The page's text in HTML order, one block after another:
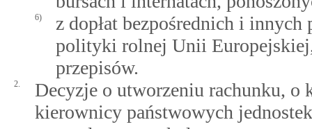
6)
z dopłat bezpośrednich i
polityki rolnej Unii
przepisów.
2.
Decyzje o utworzeniu rachunku,
kierownicy państwowych